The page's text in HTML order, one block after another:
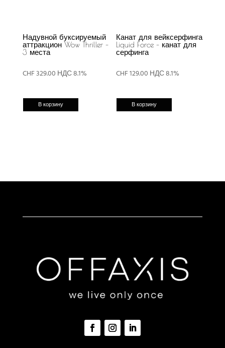
Надувной буксируемый
аттракцион Wow Thriller –
3 места
CHF329.00 НДС 8.1%
В корзину
Канат для вейксерфинга
Liquid Force – канат для
серфинга
CHF129.00 НДС 8.1%
В корзину